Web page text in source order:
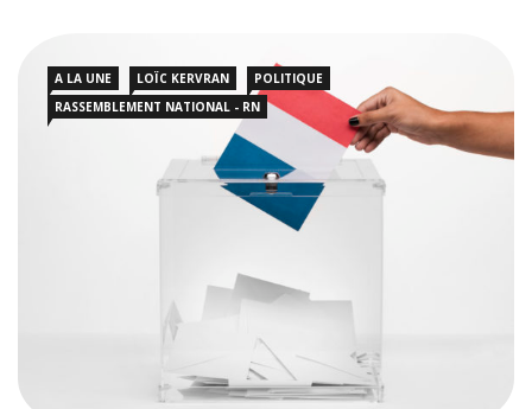
A LA UNE LOÏC KERVRAN
POLITIQUE
RASSEMBLEMENT NATIONAL - RN